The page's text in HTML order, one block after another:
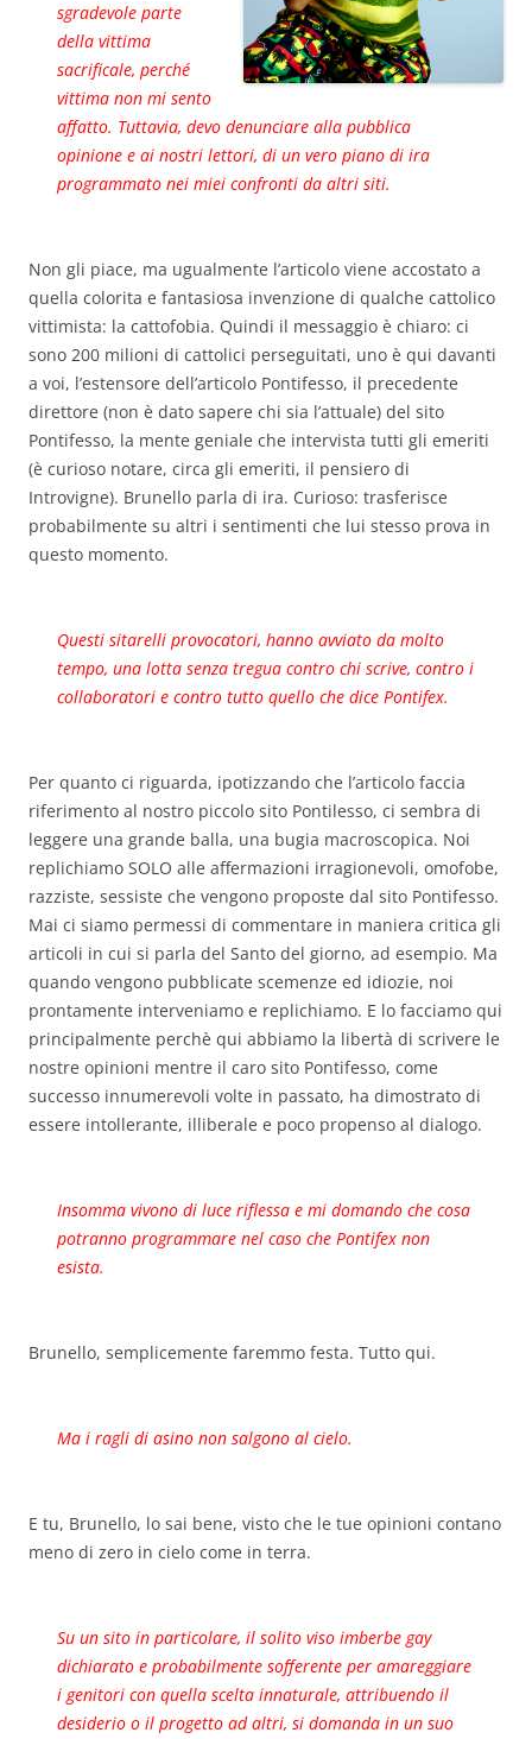
sgradevole parte
della vittima
sacrificale, perché
vittima non mi sento
affatto. Tuttavia, devo denunciare alla pubblica
opinione e ai nostri lettori, di un vero piano di ira
programmato nei miei confronti da altri siti.
Non gli piace, ma ugualmente l’articolo viene accostato a
quella colorita e fantasiosa invenzione di qualche cattolico
vittimista: la cattofobia. Quindi il messaggio è chiaro: ci
sono 200 milioni di cattolici perseguitati, uno è qui davanti
a voi, l’estensore dell’articolo Pontifesso, il precedente
direttore (non è dato sapere chi sia l’attuale) del sito
Pontifesso, la mente geniale che intervista tutti gli emeriti
(è curioso notare, circa gli emeriti, il pensiero di
Introvigne). Brunello parla di ira. Curioso: trasferisce
probabilmente su altri i sentimenti che lui stesso prova in
questo momento.
Questi sitarelli provocatori, hanno avviato da molto
tempo, una lotta senza tregua contro chi scrive, contro i
collaboratori e contro tutto quello che dice Pontifex.
Per quanto ci riguarda, ipotizzando che l’articolo faccia
riferimento al nostro piccolo sito Pontilesso, ci sembra di
leggere una grande balla, una bugia macroscopica. Noi
replichiamo SOLO alle affermazioni irragionevoli, omofobe,
razziste, sessiste che vengono proposte dal sito Pontifesso.
Mai ci siamo permessi di commentare in maniera critica gli
articoli in cui si parla del Santo del giorno, ad esempio. Ma
quando vengono pubblicate scemenze ed idiozie, noi
prontamente interveniamo e replichiamo. E lo facciamo qui
principalmente perchè qui abbiamo la libertà di scrivere le
nostre opinioni mentre il caro sito Pontifesso, come
successo innumerevoli volte in passato, ha dimostrato di
essere intollerante, illiberale e poco propenso al dialogo.
Insomma vivono di luce riflessa e mi domando che cosa
potranno programmare nel caso che Pontifex non
esista.
Brunello, semplicemente faremmo festa. Tutto qui.
Ma i ragli di asino non salgono al cielo.
E tu, Brunello, lo sai bene, visto che le tue opinioni contano
meno di zero in cielo come in terra.
Su un sito in particolare, il solito viso imberbe gay
dichiarato e probabilmente sofferente per amareggiare
i genitori con quella scelta innaturale, attribuendo il
desiderio o il progetto ad altri, si domanda in un suo